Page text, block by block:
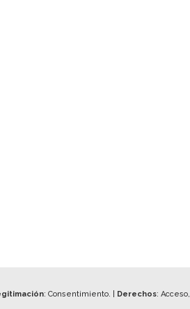
: Consentimiento. | Derechos: Acceso,